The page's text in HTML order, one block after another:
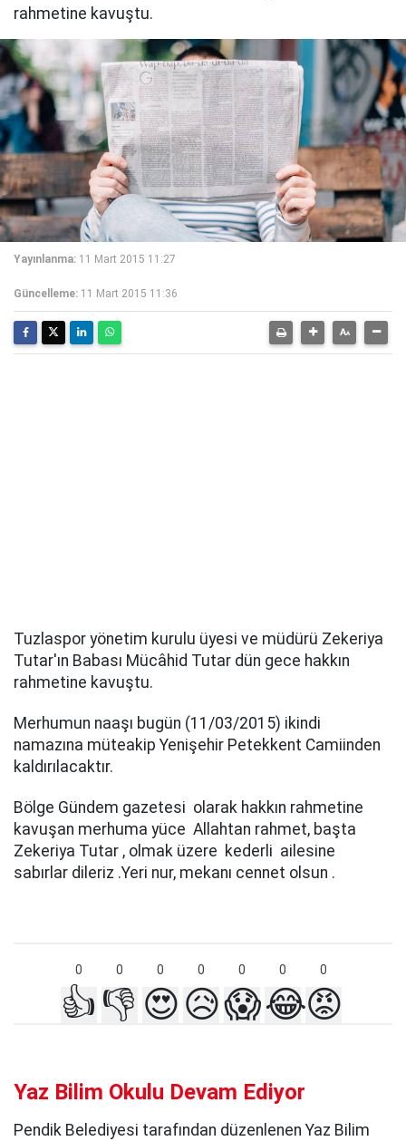
rahmetine kavuştu.
Yayınlanma: 11 Mart 2015 11:27
Güncelleme: 11 Mart 2015 11:36
Tuzlaspor yönetim kurulu üyesi ve müdürü Zekeriya
Tutar'ın Babası Mücâhid Tutar dün gece hakkın
rahmetine kavuştu.
Merhumun naaşı bugün (11/03/2015) ikindi
namazına müteakip Yenişehir Petekkent Camiinden
kaldırılacaktır.
Bölge Gündem gazetesi olarak hakkın rahmetine
kavuşan merhuma yüce Allahtan rahmet, başta
Zekeriya Tutar , olmak üzere kederli ailesine
sabırlar dileriz .Yeri nur, mekanı cennet olsun .
0 0 0 0 0 0 0
👍 👎 😍😥😱😂😡
Yaz Bilim Okulu Devam Ediyor
Pendik Belediyesi tarafından düzenlenen Yaz Bilim